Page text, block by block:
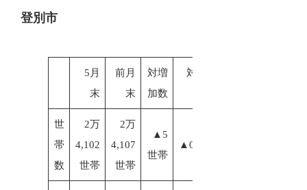
登別市
5月
末
前月
末
対増
加数
対増加
世
帯
数
2万
4,102
世帯
2万
4,107
世帯
▲5
世帯
▲0.02%